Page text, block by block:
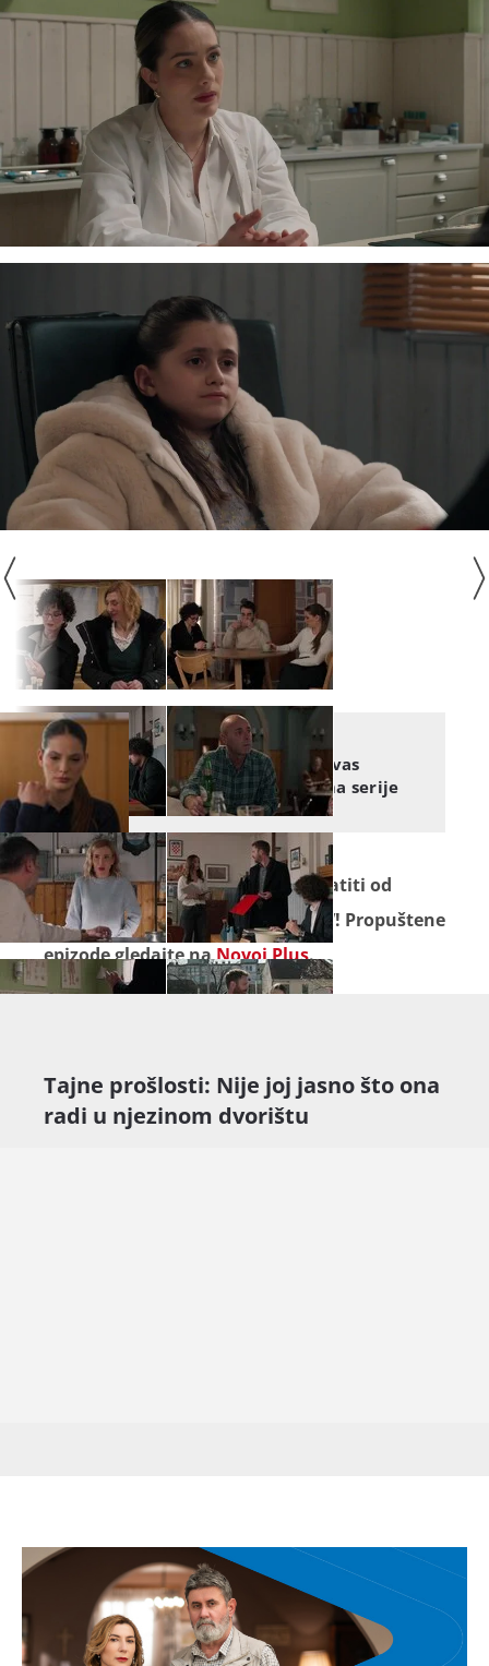
KUMOVI
Ne propustite doznati što vas
očekuje u novim epizodama serije
"Kumovi"
Seriju "Kumovi" ne propustite pratiti od
ponedjeljka do petka na Novoj TV! Propuštene
epizode gledajte naNovoj Plus.
Tajne prošlosti: Nije joj jasno što ona
radi u njezinom dvorištu